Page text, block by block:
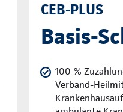
CEB-PLUS
Basis-
100 %
Verband-